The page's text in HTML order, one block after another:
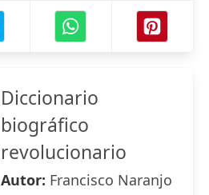
Diccionario
biográfico
revolucionario
Autor: Francisco Naranjo